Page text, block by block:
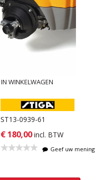
IN WINKELWAGEN
ST13-0939-61
€ 180,00 incl. BTW
Geef uw mening